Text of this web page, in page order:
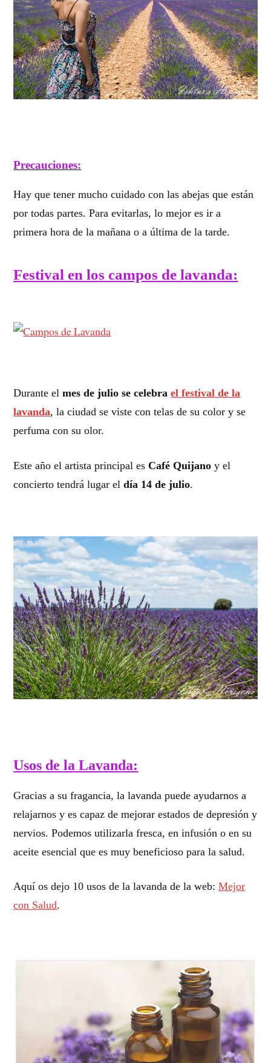
Precauciones:
Hay que tener mucho cuidado con las abejas que están
por todas partes. Para evitarlas, lo mejor es ir a
primera hora de la mañana o a última de la tarde.
Festival en los campos de lavanda:
Durante elmes de julio se celebrael festival de la
lavanda, la ciudad se viste con telas de su color y se
perfuma con su olor.
Este año el artista principal es Café Quijano y el
concierto tendrá lugar eldía 14 de julio.
Usos de la Lavanda:
Gracias a su fragancia, la lavanda puede ayudarnos a
relajarnos y es capaz de mejorar estados de depresión y
nervios. Podemos utilizarla fresca, en infusión o en su
aceite esencial que es muy beneficioso para la salud.
Aquí os dejo 10 usos de la lavanda de la web:Mejor
con Salud.